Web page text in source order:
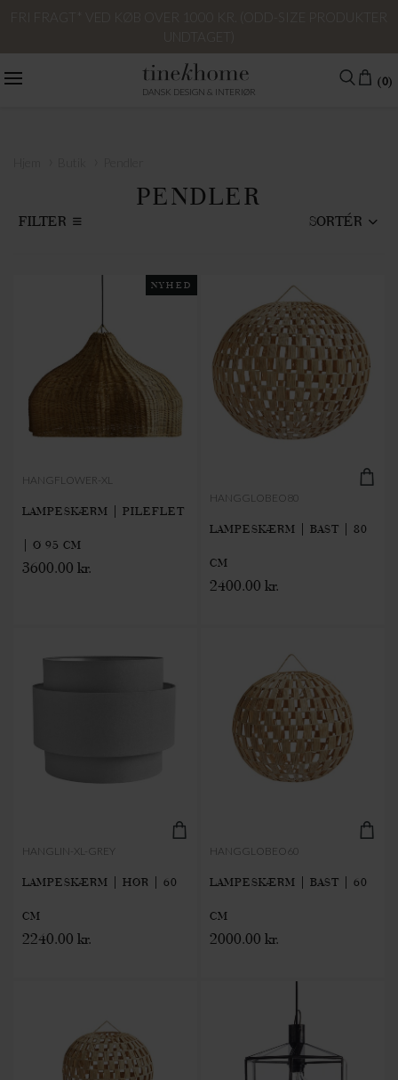
DANSK DESIGN & INTERIØR
(0)
PENDLER
FILTER SORTÉR
NYHED
HANGFLOWER-XL
LAMPESKÆRM | PILEFLET
| Ø 95 CM
3600.00 kr.
HANGGLOBEO80
LAMPESKÆRM | BAST | 80
CM
2400.00 kr.
HANGLIN-XL-GREY
LAMPESKÆRM | HØR | 60
CM
2240.00 kr.
HANGGLOBEO60
LAMPESKÆRM | BAST | 60
CM
2000.00 kr.